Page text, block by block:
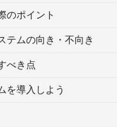
のポイント
テムの向き・不向き
べき点
を導入しよう